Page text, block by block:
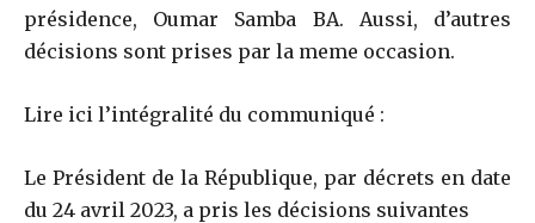
présidence, Oumar Samba BA. Aussi, d’autres
décisions sont prises par la meme occasion.
Lire ici l’intégralité du communiqué :
Le Président de la République, par décrets en date
du 24 avril 2023, a pris les décisions suivantes